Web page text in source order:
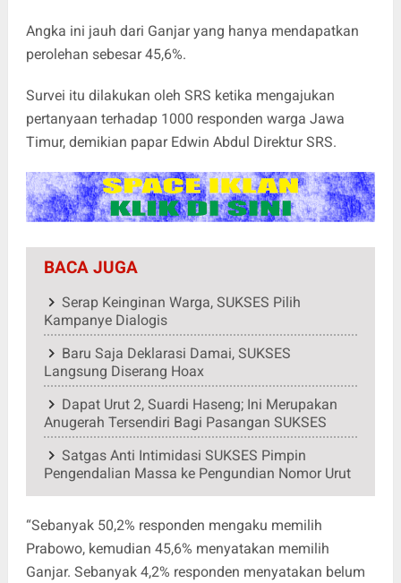
Angka ini jauh dari Ganjar yang hanya mendapatkan
perolehan sebesar 45,6%.
Survei itu dilakukan oleh SRS ketika mengajukan
pertanyaan terhadap 1000 responden warga Jawa
Timur, demikian papar Edwin Abdul Direktur SRS.
BACA JUGA
Serap Keinginan Warga, SUKSES Pilih
Kampanye Dialogis
Baru Saja Deklarasi Damai, SUKSES
Langsung Diserang Hoax
Dapat Urut 2, Suardi Haseng; Ini Merupakan
Anugerah Tersendiri Bagi Pasangan SUKSES
Satgas Anti Intimidasi SUKSES Pimpin
Pengendalian Massa ke Pengundian Nomor Urut
“Sebanyak 50,2% responden mengaku memilih
Prabowo, kemudian 45,6% menyatakan memilih
Ganjar. Sebanyak 4,2% responden menyatakan belum